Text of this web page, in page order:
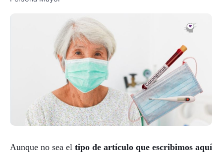
Aunque no sea el tipo de artículo que escribimos aquí